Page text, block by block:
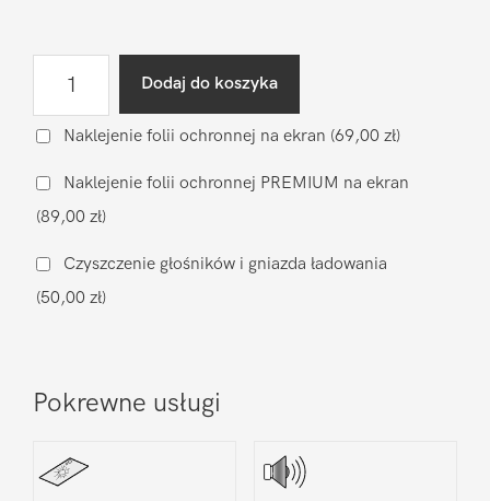
gniazda
Samsung
Galaxy
A52s
Dodaj do koszyka
Naklejenie folii ochronnej na ekran (69,00 zł)
Naklejenie folii ochronnej PREMIUM na ekran
(89,00 zł)
Czyszczenie głośników i gniazda ładowania
(50,00 zł)
Pokrewne usługi